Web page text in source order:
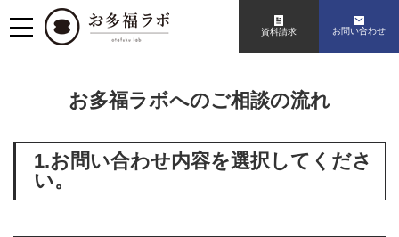
資料請求 お問い合わせ
お多福ラボへのご相談の流れ
1.お問い合わせ内容を選択してくださ
い。